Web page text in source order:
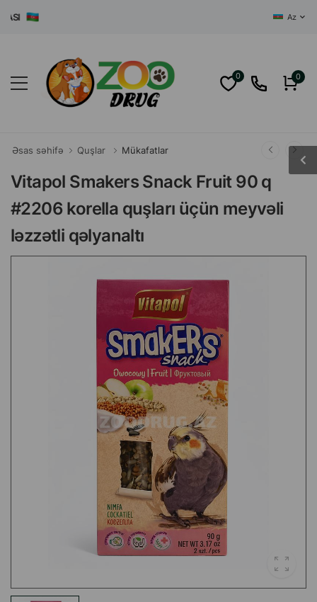
Az
0 0
Əsas səhifə Quşlar Mükafatlar
Vitapol Smakers Snack Fruit 90 q
#2206 korella quşları üçün meyvəli
ləzzətli qəlyanaltı